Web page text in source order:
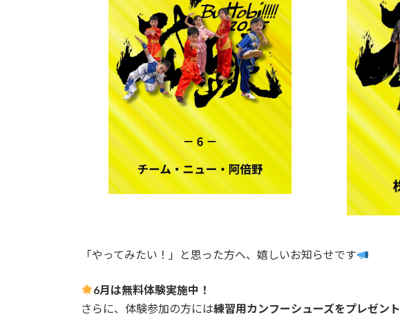
「やってみたい！」と思った方へ、嬉しいお知らせです
6月は無料体験実施中！
さらに、体験参加の方には練習用カンフーシューズをプレゼント